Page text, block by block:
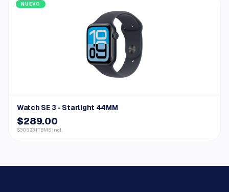
NUEVO
Watch SE 3 - Starlight 44MM
$289.00
$309.23 ITBMS incl.